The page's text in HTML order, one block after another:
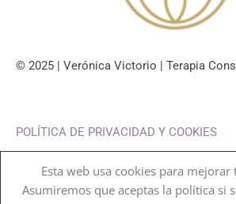
© 2025 | Verónica Victorio | Terapia
POLÍTICA DE PRIVACIDAD Y COOKIES
Esta web usa cookies para mejorar
Asumiremos que aceptas la política si